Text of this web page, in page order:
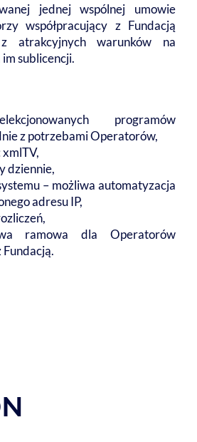
jednej wspólnej umowie
współpracujący z Fundacją
atrakcyjnych warunków na
sublicencji.
programów
z potrzebami Operatorów,
dziennie,
– możliwa automatyzacja
adresu IP,
ramowa dla Operatorów
Fundacją.